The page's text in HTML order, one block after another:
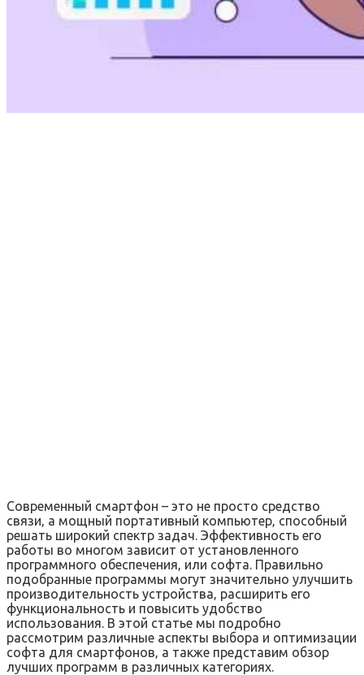
Современный смартфон – это не просто средство
связи‚ а мощный портативный компьютер‚ способный
решать широкий спектр задач. Эффективность его
работы во многом зависит от установленного
программного обеспечения‚ или софта. Правильно
подобранные программы могут значительно улучшить
производительность устройства‚ расширить его
функциональность и повысить удобство
использования. В этой статье мы подробно
рассмотрим различные аспекты выбора и оптимизации
софта для смартфонов‚ а также представим обзор
лучших программ в различных категориях.